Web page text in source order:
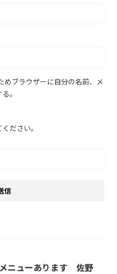
めブラウザーに自分の名前、メ
。
ださい。
ニューあります 佐野